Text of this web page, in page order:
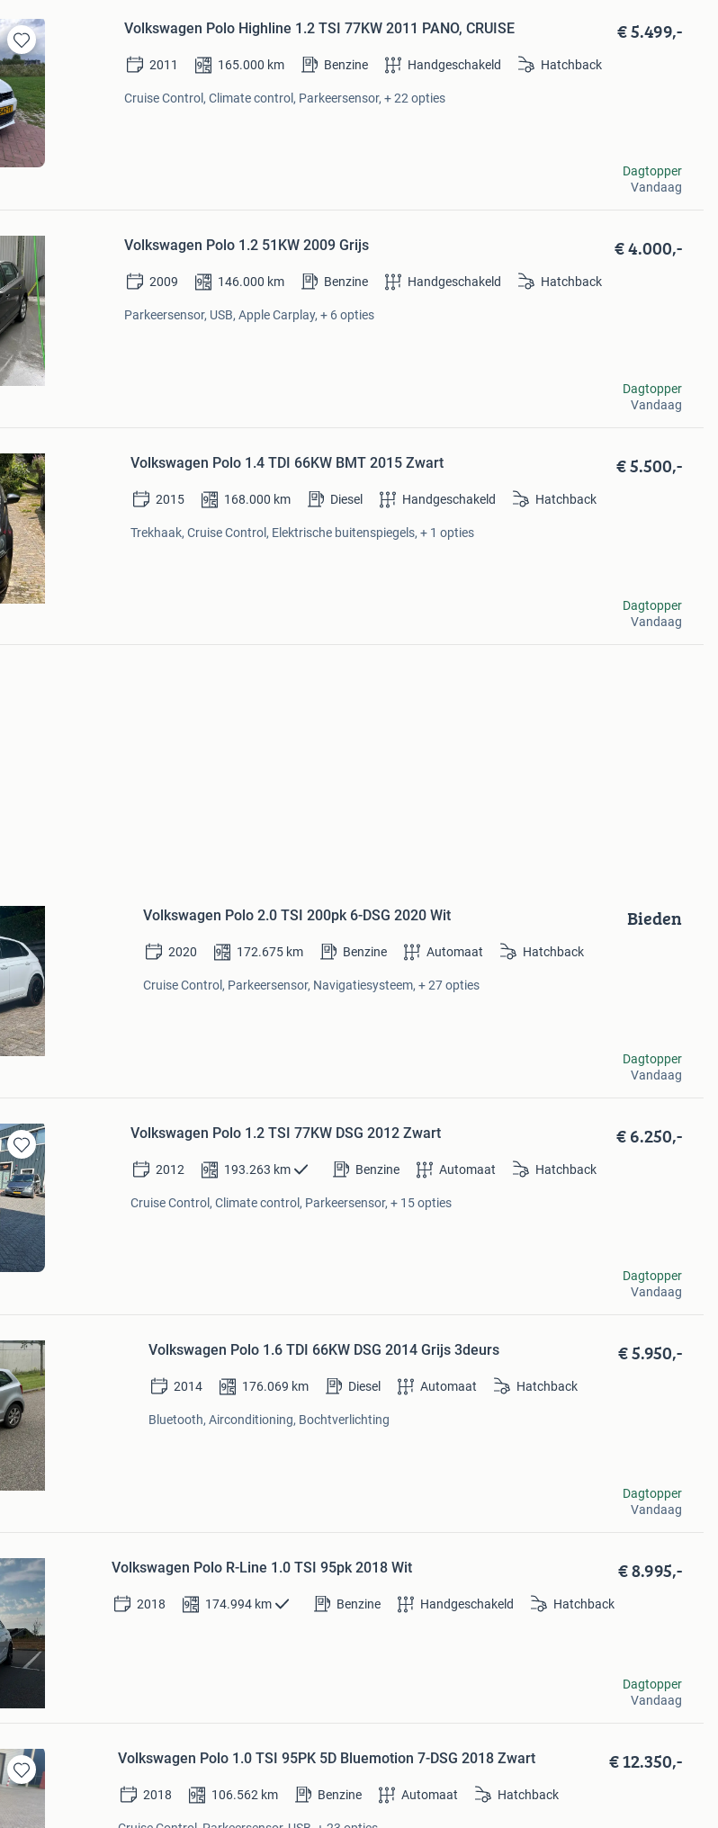
Bewaren
in
Mijn
Favorieten
Volkswagen Polo Highline 1.2 TSI 77KW 2011 PANO, CRUISE € 5.499,-
2011 165.000 km Benzine Handgeschakeld Hatchback
Cruise Control, Climate control, Parkeersensor, + 22 opties
Dagtopper
Vandaag
Mijn
Favorieten
Volkswagen Polo 1.2 51KW 2009 Grijs € 4.000,-
2009 146.000 km Benzine Handgeschakeld Hatchback
Parkeersensor, USB, Apple Carplay, + 6 opties
Dagtopper
Vandaag
Mijn
Favorieten
Volkswagen Polo 1.4 TDI 66KW BMT 2015 Zwart € 5.500,-
2015 168.000 km Diesel Handgeschakeld Hatchback
Trekhaak, Cruise Control, Elektrische buitenspiegels, + 1 opties
Dagtopper
Vandaag
Mijn
Favorieten
Volkswagen Polo 2.0 TSI 200pk 6-DSG 2020 Wit Bieden
2020 172.675 km Benzine Automaat Hatchback
Cruise Control, Parkeersensor, Navigatiesysteem, + 27 opties
Dagtopper
Vandaag
Bewaren
in
Mijn
Favorieten
Volkswagen Polo 1.2 TSI 77KW DSG 2012 Zwart € 6.250,-
2012 193.263 km Benzine Automaat Hatchback
Cruise Control, Climate control, Parkeersensor, + 15 opties
Dagtopper
Vandaag
Mijn
Favorieten
Volkswagen Polo 1.6 TDI 66KW DSG 2014 Grijs 3deurs € 5.950,-
2014 176.069 km Diesel Automaat Hatchback
Bluetooth, Airconditioning, Bochtverlichting
Dagtopper
Vandaag
Mijn
Favorieten
Volkswagen Polo R-Line 1.0 TSI 95pk 2018 Wit € 8.995,-
2018 174.994 km Benzine Handgeschakeld Hatchback
Dagtopper
Vandaag
Bewaren
Mijn
Volkswagen Polo 1.0 TSI 95PK 5D Bluemotion 7-DSG 2018 Zwart € 12.350,-
2018 106.562 km Benzine Automaat Hatchback